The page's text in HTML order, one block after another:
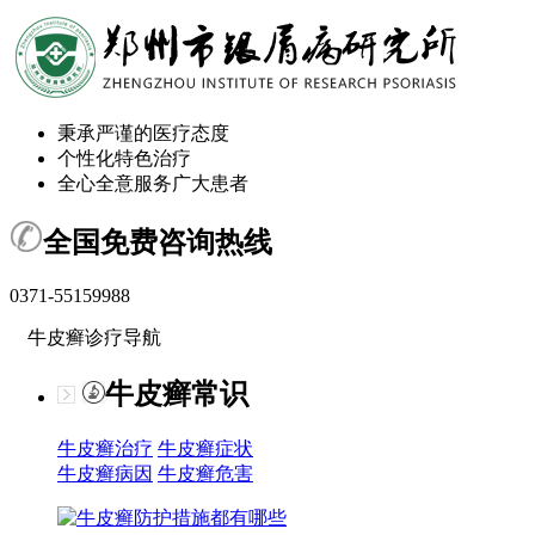
秉承严谨的医疗态度
个性化特色治疗
全心全意服务广大患者
全国免费咨询热线
0371-55159988
牛皮癣诊疗导航
牛皮癣常识
牛皮癣治疗 牛皮癣症状
牛皮癣病因 牛皮癣危害